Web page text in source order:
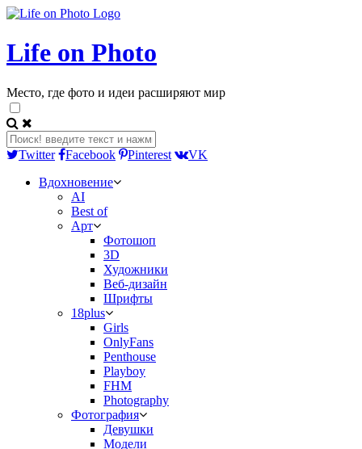
Life on Photo
Место, где фото и идеи расширяют мир
Twitter Facebook Pinterest
VK
Вдохновение
AI
Best of
Арт
Фотошоп
3D
Художники
Веб-дизайн
Шрифты
18plus
Girls
OnlyFans
Penthouse
Playboy
FHM
Photography
Фотография
Девушки
Модели